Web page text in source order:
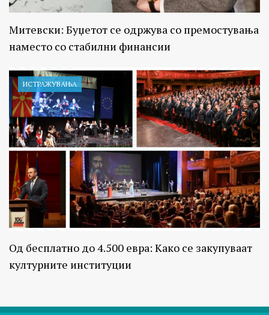
Митевски: Буџетот се одржува со премостувања
наместо со стабилни финансии
ИСТРАЖУВАЊA
Од бесплатно до 4.500 евра: Како се закупуваат
културните институции